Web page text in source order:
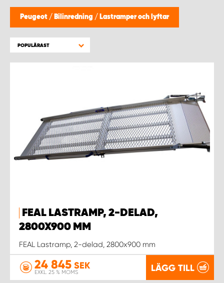
Peugeot / Bilinredning / Lastramper och lyftar
POPULÄRAST
FEAL LASTRAMP, 2-DELAD,
2800X900 MM
FEAL Lastramp, 2-delad, 2800x900 mm
24 845 SEK
EXKL. 25 % MOMS LÄGG TILL
WORK SYSTEM KIRUNA
WORK SYSTEM KRISTIANSTAD
WORK SYSTEM NORRKÖPING
WORK SYSTEM SKÖVDE